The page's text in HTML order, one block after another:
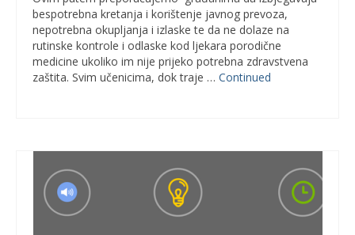
bespotrebna kretanja i korištenje javnog prevoza,
nepotrebna okupljanja i izlaske te da ne dolaze na
rutinske kontrole i odlaske kod ljekara porodične
medicine ukoliko im nije prijeko potrebna zdravstvena
zaštita. Svim učenicima, dok traje … Continued